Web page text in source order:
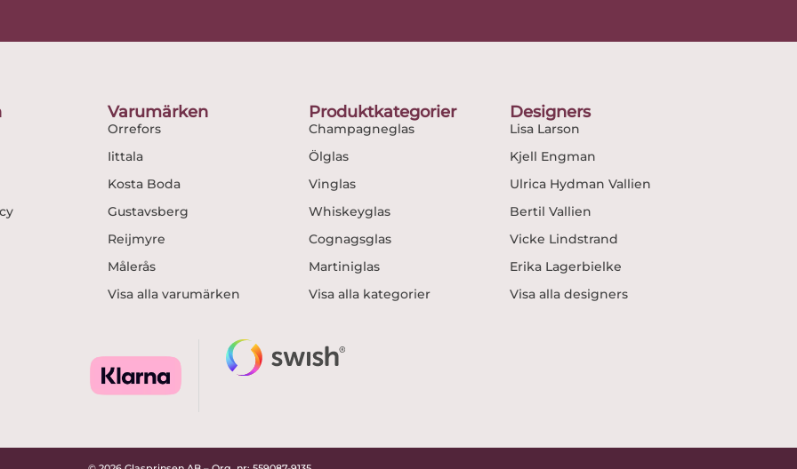
k
Varumärken
Orrefors
Iittala
Kosta Boda
Gustavsberg
Reijmyre
Målerås
Visa alla varumärken
Produktkategorier
Champagneglas
Ölglas
Vinglas
Whiskeyglas
Cognagsglas
Martiniglas
Visa alla kategorier
Designers
Lisa Larson
Kjell Engman
Ulrica Hydman Vallien
Bertil Vallien
Vicke Lindstrand
Erika Lagerbielke
Visa alla designers